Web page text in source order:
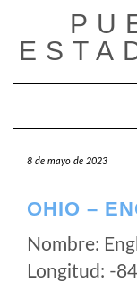
contenido
8 de mayo de 2023
OHIO –
Nombre:
Longitud: -